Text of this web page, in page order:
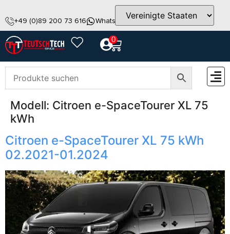
+49 (0)89 200 73 616 WhatsApp info@teutschtech.com
0
Modell: Citroen e-SpaceTourer XL 75
kWh
Citroen e-SpaceTourer XL 75 kWh
02.2021-01.2024